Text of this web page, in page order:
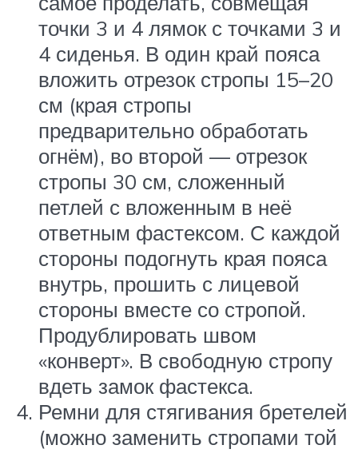
точки 3 и 4 лямок с точками 3 и
4 сиденья. В один край пояса
вложить отрезок стропы 15–20
см (края стропы
предварительно обработать
огнём), во второй — отрезок
стропы 30 см, сложенный
петлей с вложенным в неё
ответным фастексом. С каждой
стороны подогнуть края пояса
внутрь, прошить с лицевой
стороны вместе со стропой.
Продублировать швом
«конверт». В свободную стропу
вдеть замок фастекса.
Ремни для стягивания бретелей
(можно заменить стропами той